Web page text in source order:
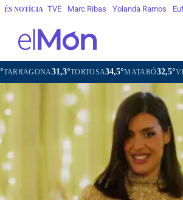
ÉS NOTÍCIA TVE Marc Ribas Yolanda Ramos
31,3°TORTOSA34,5°MATARÓ32,5°VIC35,6°